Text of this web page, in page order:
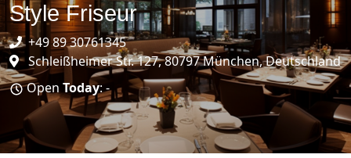
Style Friseur
+49 89 30761345
Schleißheimer Str. 127, 80797 München, Deutschland
Open Today: -